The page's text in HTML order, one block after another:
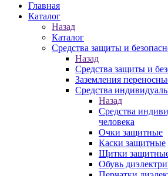
Главная
Каталог
Назад
Каталог
Средства защиты и
Назад
Средства защиты и
Заземления
Средства
Назад
Средства
человека
Очки защитные
Каски защитные
Щитки
Обувь